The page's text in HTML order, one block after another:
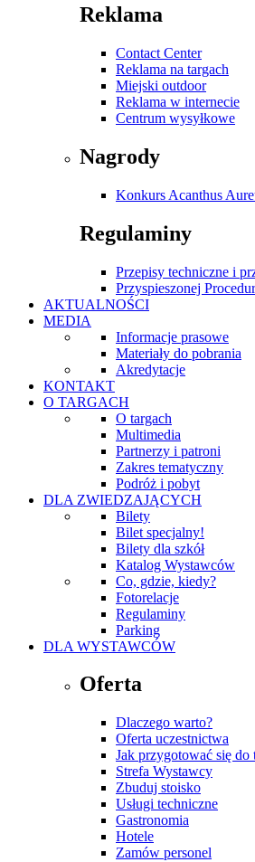
Reklama
Contact Center
Reklama na targach
Miejski outdoor
Reklama w internecie
Centrum wysyłkowe
Nagrody
Konkurs Acanthus
Regulaminy
Przepisy techniczne i
Przyspieszonej
AKTUALNOŚCI
MEDIA
Informacje prasowe
Materiały do pobrania
Akredytacje
KONTAKT
O TARGACH
O targach
Multimedia
Partnerzy i patroni
Zakres tematyczny
Podróż i pobyt
DLA ZWIEDZAJĄCYCH
Bilety
Bilet specjalny!
Bilety dla szkół
Katalog Wystawców
Co, gdzie, kiedy?
Fotorelacje
Regulaminy
Parking
DLA WYSTAWCÓW
Oferta
Dlaczego warto?
Oferta uczestnictwa
Jak przygotować się do
Strefa Wystawcy
Zbuduj stoisko
Usługi techniczne
Gastronomia
Hotele
Zamów personel